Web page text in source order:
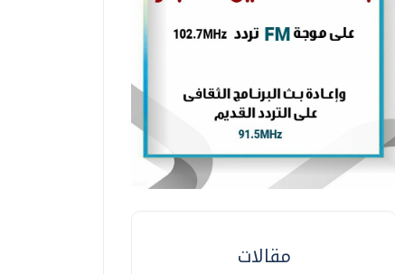
مقالات